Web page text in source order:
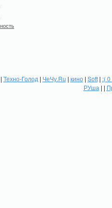
| Техно-Голод | ЧеЧу.Ru | кино| Soft| :(
РУша | |